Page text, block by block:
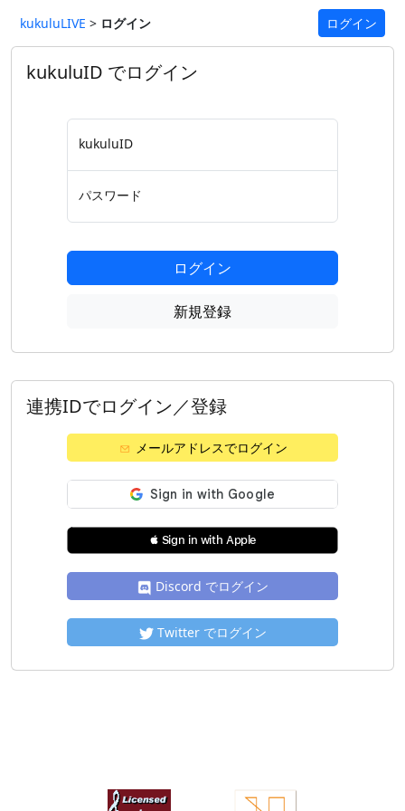
kukuluLIVE > ログイン ログイン
kukuluID でログイン
kukuluID
パスワード
ログイン
新規登録
連携IDでログイン／登録
メールアドレスでログイン
 Sign in with Apple
Discord でログイン
Twitter でログイン